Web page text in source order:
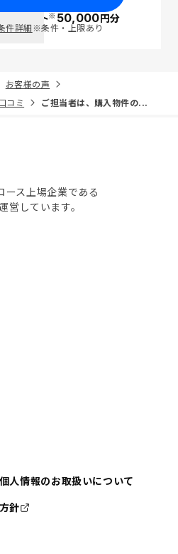
ポイント※50,000円分
件詳細※条件・上限あり
お客様の声
コミ
ご担当者は、購入物件の...
ース上場企業である
しています。
人情報のお取扱いについて
針